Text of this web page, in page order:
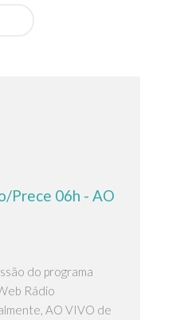
Prece 06h - AO
do programa
Rádio
AO VIVO de